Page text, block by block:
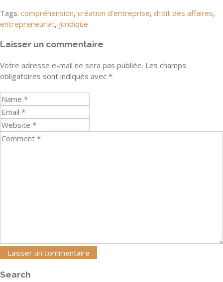
Tags: compréhension, création d'entreprise, droit des affaires,
entrepreneuriat, juridique
Laisser un commentaire
Votre adresse e-mail ne sera pas publiée. Les champs
obligatoires sont indiqués avec *
Search